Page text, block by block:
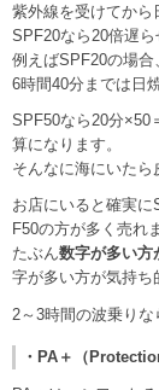
紫外線を受けてから
SPF20なら20倍遅ら
例えばSPF20の場合
6時間40分までは日
SPF50なら20分
算になります。
そんなに海にいた
お店にいると確実
F50の方が多く売れ
たぶん数字が多い方
字が多い方が気持ち
2～3時間の波乗り
・PA＋（